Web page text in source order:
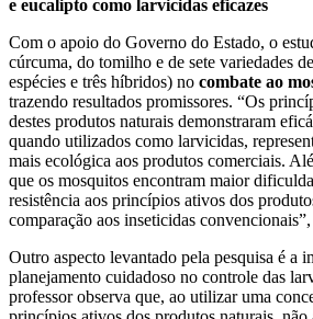
e eucalipto como larvicidas eficazes
Com o apoio do Governo do Estado, o
cúrcuma, do tomilho e de sete variedades
espécies e três híbridos) no combate ao
trazendo resultados promissores. “Os
destes produtos naturais demonstraram
quando utilizados como larvicidas,
mais ecológica aos produtos comerciais.
que os mosquitos encontram maior
resistência aos princípios ativos dos
comparação aos inseticidas
Outro aspecto levantado pela pesquisa é a
planejamento cuidadoso no controle das
professor observa que, ao utilizar uma